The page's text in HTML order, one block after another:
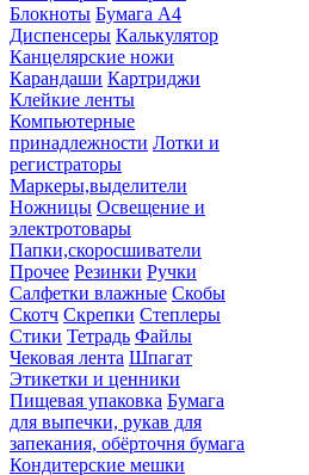
Блокноты Бумага А4
Диспенсеры Калькулятор
Канцелярские ножи
Карандаши Картриджи
Клейкие ленты
Компьютерные
принадлежности Лотки и
регистраторы
Маркеры,выделители
Ножницы Освещение и
электротовары
Папки,скоросшиватели
Прочее Резинки Ручки
Салфетки влажные Скобы
Скотч Скрепки Степлеры
Стики Тетрадь Файлы
Чековая лента Шпагат
Этикетки и ценники
Пищевая упаковка Бумага
для выпечки, рукав для
запекания, обёрточня бумага
Кондитерские мешки